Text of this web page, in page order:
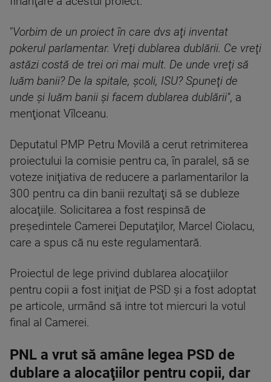
"Vorbim de un proiect în care dvs aţi inventat
pokerul parlamentar. Vreţi dublarea dublării. Ce vreţi
astăzi costă de trei ori mai mult. De unde vreţi să
luăm banii? De la spitale, şcoli, ISU? Spuneţi de
unde şi luăm banii şi facem dublarea dublării'', a
menţionat Vîlceanu.
Deputatul PMP Petru Movilă a cerut retrimiterea
proiectului la comisie pentru ca, în paralel, să se
voteze iniţiativa de reducere a parlamentarilor la
300 pentru ca din banii rezultaţi să se dubleze
alocaţiile. Solicitarea a fost respinsă de
preşedintele Camerei Deputaţilor, Marcel Ciolacu,
care a spus că nu este regulamentară.
Proiectul de lege privind dublarea alocaţiilor
pentru copii a fost iniţiat de PSD şi a fost adoptat
pe articole, urmând să intre tot miercuri la votul
final al Camerei.
PNL a vrut să amâne legea PSD de
dublare a alocaţiilor pentru copii, dar